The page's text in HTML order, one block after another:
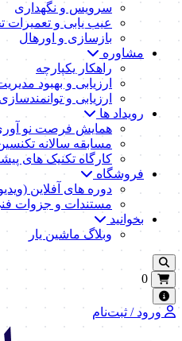
سرویس و نگهداری
عیب یابی و
بازسازی و اورهال
مشاوره
راهکار یکپارچه
ارزیابی و بهبود
ارزیابی و
رویداد ها
همایش فرصت نو
مسابقه سالانه
کارگاه تکنیک‌ های
فروشگاه
دوره های آفلاین
مستندات و جزوات
بخوانید
وبلاگ ماشین یار
0
ورود / ثبت‌نام